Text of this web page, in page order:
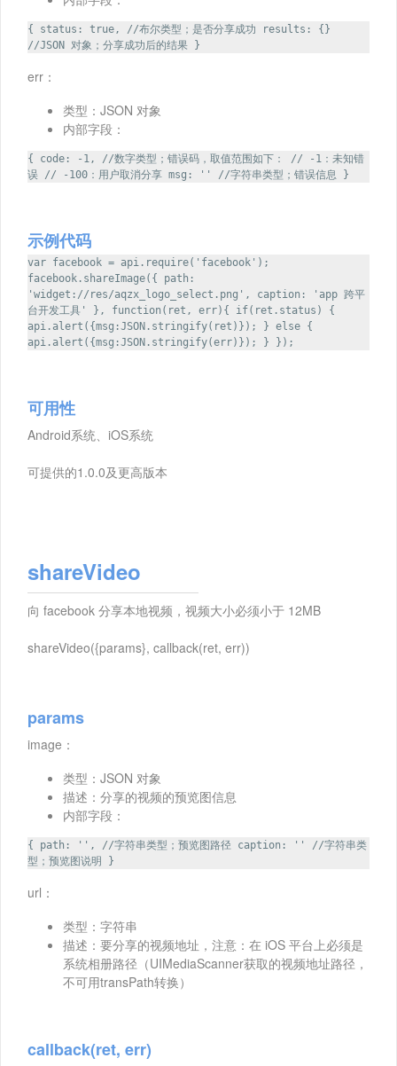
{ status: true, //布尔类型；是否分享成功 results: {}
//JSON 对象；分享成功后的结果 }
err：
类型：JSON 对象
内部字段：
{ code: -1, //数字类型；错误码，取值范围如下： // -1：未知错
误 // -100：用户取消分享 msg: '' //字符串类型；错误信息 }
示例代码
var facebook = api.require('facebook');
facebook.shareImage({ path:
'widget://res/aqzx_logo_select.png', caption: 'app 跨平
台开发工具' }, function(ret, err){ if(ret.status) {
api.alert({msg:JSON.stringify(ret)}); } else {
api.alert({msg:JSON.stringify(err)}); } });
可用性
Android系统、iOS系统
可提供的1.0.0及更高版本
shareVideo
向 facebook 分享本地视频，视频大小必须小于 12MB
shareVideo({params}, callback(ret, err))
params
image：
类型：JSON 对象
描述：分享的视频的预览图信息
内部字段：
{ path: '', //字符串类型；预览图路径 caption: '' //字符串类
型；预览图说明 }
url：
类型：字符串
描述：要分享的视频地址，注意：在 iOS 平台上必须是
系统相册路径（UIMediaScanner获取的视频地址路径，
不可用transPath转换）
callback(ret, err)